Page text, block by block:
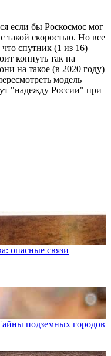
если бы Роскосмос мог
такой скоростью. Но все
спутник (1 из 16)
копнуть так на
на такое (в 2020 году)
модель
"надежду России" при
опасные связи
подземных городов